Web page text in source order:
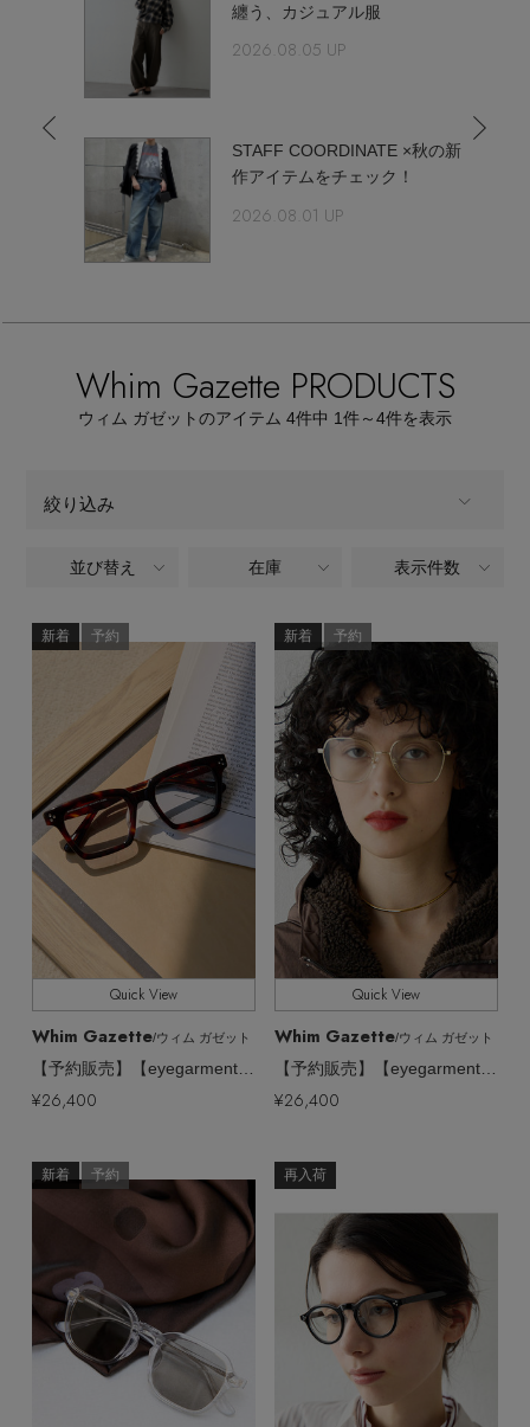
【ワンピース】猛暑日はこれ！
【CFCL】注目のPOP-UP
【レース】上品な透け感
【ペプラム】トレンドシルエット
CATEGORY
ウェア
すべてのウェア
ブラウス・シャツ
ワンピース・チュニック
コート
ルームウェア・パジャマ
シューズ
すべてのシューズ
パンプス
フラットシューズ
バッグ・財布
トートバッグ
ハンドバッグ
財布・小物
ボディバッグ・ウェストポーチ
クラッチバッグ
ボストンバッグ
スーツケース
ストール・マフラー・ケープ
帽子・イヤーマフ
ヘアアクセサリー
スマートフォンケース・タブレットケース
アイウェア
ベルト
グローブ
レッグウェア
ポーチ
チャーム・ストラップ
すべてのアクセサリー
ピアス・イヤリング
ネックレス
バングル・ブレスレット
コサージュ・ブローチ
アンクレット
チャーム
ランジェリー
ランジェリー
インナー
ウェア
バッグ・小物
水着・スイムウェア
特集一覧
NEW IN BRAND
BRAND NEWS
HOT STYLE
EDITOR'S CLOSET
メルマガ PICKUP
PERSONAL COLOR
エディター厳選ギフト
エル・ショップについて
お知らせ
よくあるご質問
纏う、カジュアル服
2026.08.05 UP
STAFF COORDINATE ×秋の新
作アイテムをチェック！
2026.08.01 UP
Whim Gazette PRODUCTS
ウィム ガゼットのアイテム 4件中 1件～4件を表示
絞り込み
商品タイプ ALL
CATEGORY ファッション小物,アイウェア
全てのカラー
SIZE 全てのサイズ
販売状況
価格 全ての価格
並び替え 在庫 表示件数
新着 予約
Quick View
Whim Gazette/ウィム ガゼット
【予約販売】【eyegarment】眼鏡 SHEEN HABANA
¥26,400
新着 予約
Quick View
Whim Gazette/ウィム ガゼット
【予約販売】【eyegarment】眼鏡 LUMINA HALO
¥26,400
新着 予約 再入荷